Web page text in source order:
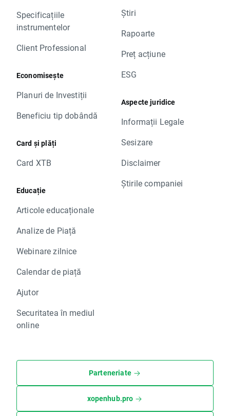
Specificațiile
instrumentelor
Client Professional
Economisește
Planuri de Investiții
Beneficiu tip dobândă
Card și plăți
Card XTB
Educație
Articole educaționale
Analize de Piață
Webinare zilnice
Calendar de piață
Ajutor
Securitatea în mediul
online
Știri
Rapoarte
Preț acțiune
ESG
Aspecte juridice
Informații Legale
Sesizare
Disclaimer
Știrile companiei
Parteneriate
xopenhub.pro